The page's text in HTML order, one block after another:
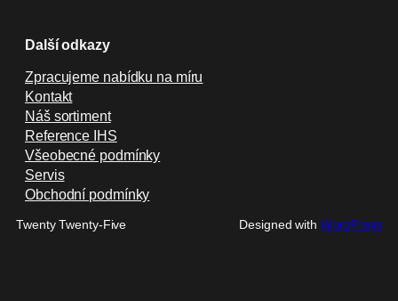
Další odkazy
Zpracujeme nabídku na míru
Kontakt
Náš sortiment
Reference IHS
Všeobecné podmínky
Servis
Obchodní podmínky
Twenty Twenty-Five Designed with WordPress